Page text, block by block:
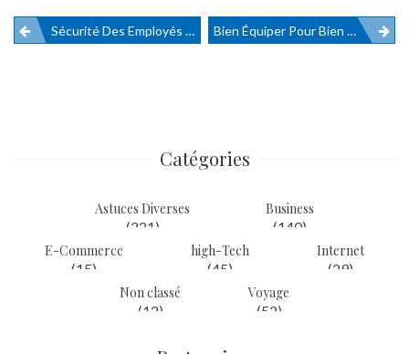
Navigation
Sécurité Des Employés Basés À L’étranger : Ce Qu’il Faut Savoir Bien Équiper Pour Bien Réussir!
Catégories
Astuces Diverses
(221)
Business
(140)
E-Commerce
(15)
high-Tech
(45)
Internet
(29)
Non classé
(12)
Voyage
(52)